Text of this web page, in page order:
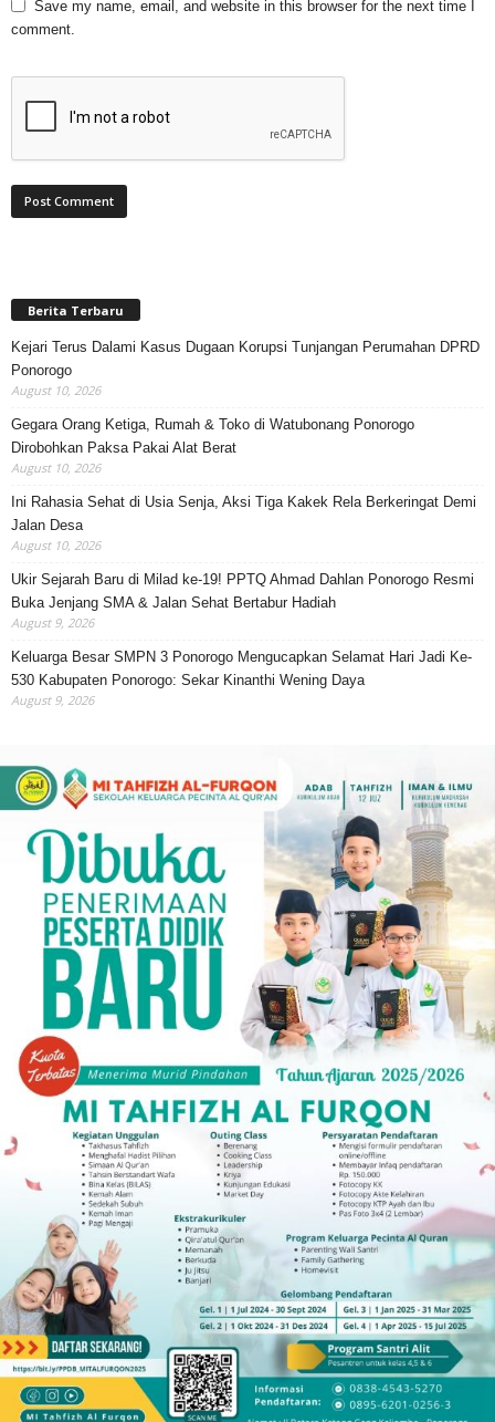
Save my name, email, and website in this browser for the next time I
comment.
Berita Terbaru
Kejari Terus Dalami Kasus Dugaan Korupsi Tunjangan Perumahan DPRD
Ponorogo
August 10, 2026
Gegara Orang Ketiga, Rumah & Toko di Watubonang Ponorogo
Dirobohkan Paksa Pakai Alat Berat
August 10, 2026
Ini Rahasia Sehat di Usia Senja, Aksi Tiga Kakek Rela Berkeringat Demi
Jalan Desa
August 10, 2026
Ukir Sejarah Baru di Milad ke-19! PPTQ Ahmad Dahlan Ponorogo Resmi
Buka Jenjang SMA & Jalan Sehat Bertabur Hadiah
August 9, 2026
Keluarga Besar SMPN 3 Ponorogo Mengucapkan Selamat Hari Jadi Ke-
530 Kabupaten Ponorogo: Sekar Kinanthi Wening Daya
August 9, 2026